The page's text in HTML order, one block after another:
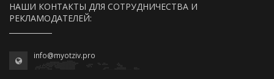
НАШИ КОНТАКТЫ ДЛЯ СОТРУДНИЧЕСТВА И
РЕКЛАМОДАТЕЛЕЙ:
info@myotziv.pro